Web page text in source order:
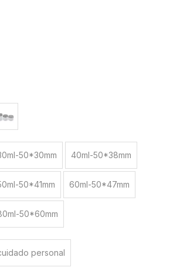
50*30mm 40ml-50*38mm
50*41mm 60ml-50*47mm
50*60mm
personal